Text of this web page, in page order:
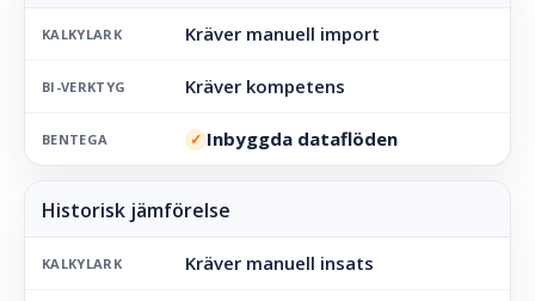
KALKYLARK Kräver manuell import
BI-VERKTYG Kräver kompetens
BENTEGA ✓ Inbyggda dataflöden
KALKYLARK Kräver manuell insats